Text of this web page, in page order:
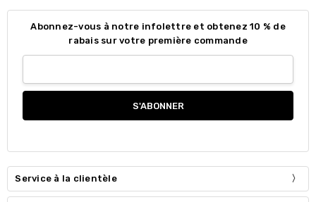
Abonnez-vous à notre infolettre et obtenez 10 % de
rabais sur votre première commande
Service à la clientèle